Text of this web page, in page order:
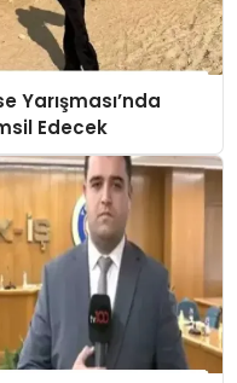
Yarışması’nda
Edecek